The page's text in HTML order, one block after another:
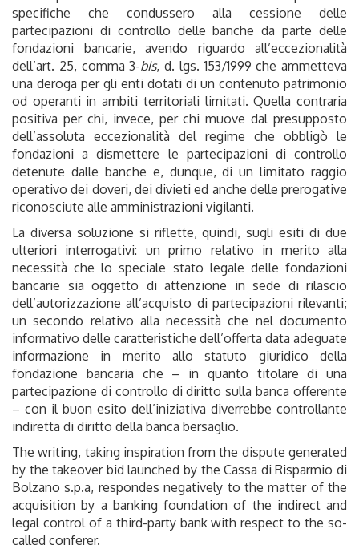
specifiche che condussero alla cessione delle
partecipazioni di controllo delle banche da parte delle
fondazioni bancarie, avendo riguardo all’eccezionalità
dell’art. 25, comma 3-bis, d. lgs. 153/1999 che ammetteva
una deroga per gli enti dotati di un contenuto patrimonio
od operanti in ambiti territoriali limitati. Quella contraria
positiva per chi, invece, per chi muove dal presupposto
dell’assoluta eccezionalità del regime che obbligò le
fondazioni a dismettere le partecipazioni di controllo
detenute dalle banche e, dunque, di un limitato raggio
operativo dei doveri, dei divieti ed anche delle prerogative
riconosciute alle amministrazioni vigilanti.
La diversa soluzione si riflette, quindi, sugli esiti di due
ulteriori interrogativi: un primo relativo in merito alla
necessità che lo speciale stato legale delle fondazioni
bancarie sia oggetto di attenzione in sede di rilascio
dell’autorizzazione all’acquisto di partecipazioni rilevanti;
un secondo relativo alla necessità che nel documento
informativo delle caratteristiche dell’offerta data adeguate
informazione in merito allo statuto giuridico della
fondazione bancaria che – in quanto titolare di una
partecipazione di controllo di diritto sulla banca offerente
– con il buon esito dell’iniziativa diverrebbe controllante
indiretta di diritto della banca bersaglio.
The writing, taking inspiration from the dispute generated
by the takeover bid launched by the Cassa di Risparmio di
Bolzano s.p.a, respondes negatively to the matter of the
acquisition by a banking foundation of the indirect and
legal control of a third-party bank with respect to the so-
called conferer.